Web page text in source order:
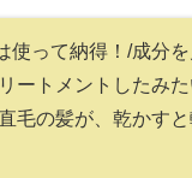
使って納得！/成分
ートメントしたみ
毛の髪が、乾かす